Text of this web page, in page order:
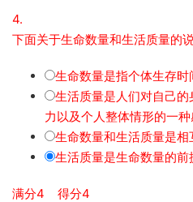
4.
下面关于生命数量和生活质量的
生命数量是指个体生存时
生活质量是人们对自己
力以及个人整体情形的一
生命数量和生活质量是
生活质量是生命数量的前
满分4 得分4